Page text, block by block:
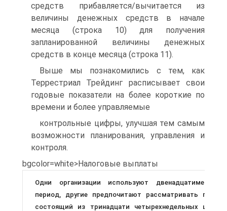
средств прибавляется/вычитается из
величины денежных средств в начале
месяца (строка 10) для получения
запланированной величины денежных
средств в конце месяца (строка 11).
Выше мы познакомились с тем, как
Террестриал Трейдинг расписывает свои
годовые показатели на более короткие по
времени и более управляемые
контрольные цифры, улучшая тем самым
возможности планирования, управления и
контроля.
bgcolor=white>Налоговые выплаты
Одни организации используют
период, другие предпочитают рассматривать
состоящий из тринадцати четырехнедельных